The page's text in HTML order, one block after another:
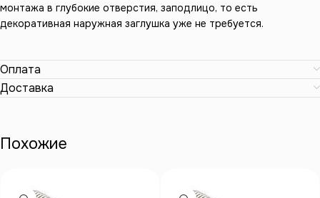
монтажа в глубокие отверстия, заподлицо, то есть
декоративная наружная заглушка уже не требуется.
Оплата
Доставка
Похожие